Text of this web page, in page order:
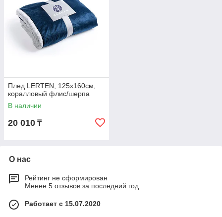
Плед LERTEN, 125x160см,
коралловый флис/шерпа
В наличии
20 010 ₸
О нас
Рейтинг не сформирован
Менее 5 отзывов за последний год
Работает с 15.07.2020